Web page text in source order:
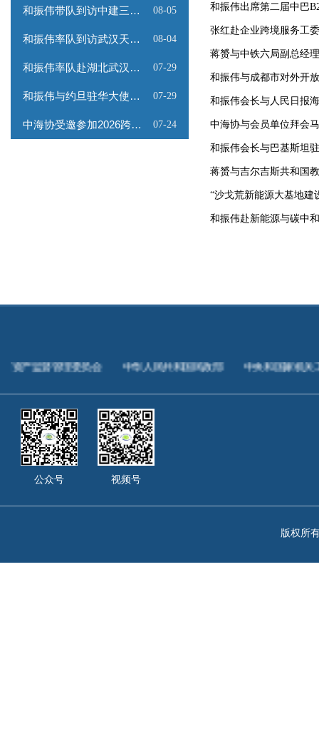
和振伟带队到访中建三局数字工程有限公司 08-05
和振伟率队到访武汉天源集团 08-04
和振伟率队赴湖北武汉调研 07-29
和振伟与约旦驻华大使会谈 07-29
中海协受邀参加2026跨境能源矿产出海专题路演会 07-24
和振伟出席第二届中巴
张红赴企业跨境服务工
蒋赟与中铁六局副总经
和振伟与成都市对外开
和振伟会长与人民日报
中海协与会员单位拜会
和振伟会长与巴基斯坦
蒋赟与吉尔吉斯共和国
“沙戈荒新能源大基地建
和振伟赴新能源与碳中
中华人民共和国民政部 中央和国家机关工委 国家外汇管理
公众号 视频号
版权所